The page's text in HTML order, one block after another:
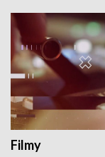
Filmy